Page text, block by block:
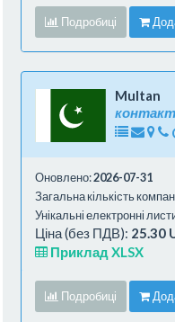
Подробиці
Multan
Оновлено:2026-07-31
Загальна кількість
Унікальні електронні
Ціна (без ПДВ): 25.30
Приклад XLSX
Подробиці